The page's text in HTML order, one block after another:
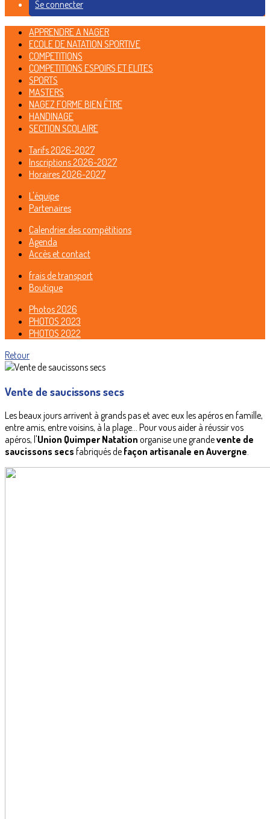
Se connecter
APPRENDRE A NAGER
ECOLE DE NATATION SPORTIVE
COMPETITIONS
COMPETITIONS ESPOIRS ET ELITES
SPORTS
MASTERS
NAGEZ FORME BIEN ÊTRE
HANDINAGE
SECTION SCOLAIRE
Tarifs 2026-2027
Inscriptions 2026-2027
Horaires 2026-2027
L'équipe
Partenaires
Calendrier des compétitions
Agenda
Accès et contact
frais de transport
Boutique
Photos 2026
PHOTOS 2023
PHOTOS 2022
Retour
Vente de saucissons secs
Les beaux jours arrivent à grands pas et avec eux les apéros en famille,
entre amis, entre voisins, à la plage... Pour vous aider à réussir vos
apéros, l'Union Quimper Natation organise une grandevente de
saucissons secs fabriqués de façon artisanale en Auvergne.